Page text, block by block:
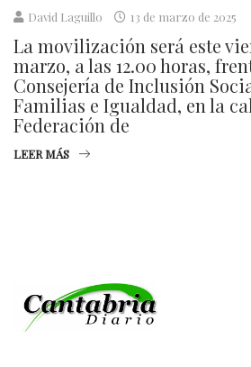
David Laguillo 13 de marzo de 2025
La movilización será este
marzo, a las 12.00 horas,
Consejería de Inclusión
Familias e Igualdad, en la
Federación de
LEER MÁS